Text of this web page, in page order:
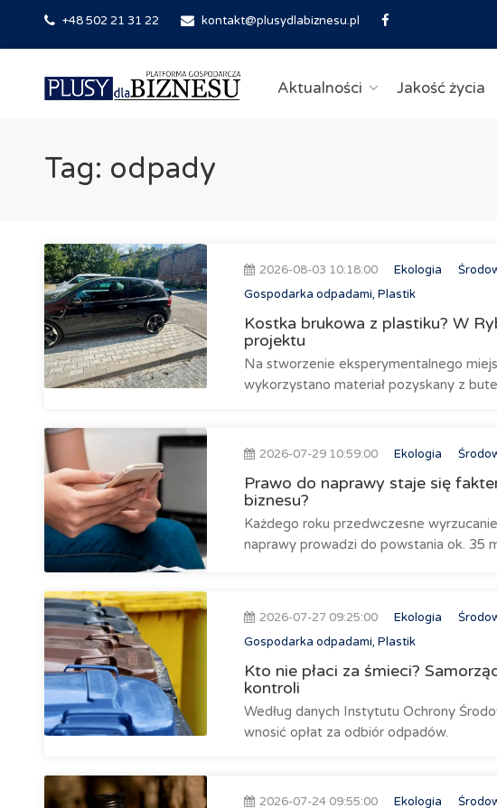
+48 502 21 31 22 kontakt@plusydlabiznesu.pl
Aktualności Jakość życia
Tag: odpady
2026-08-03 10:18:00 Ekologia
Gospodarka odpadami, Plastik
Kostka brukowa z plastiku? W
projektu
Na stworzenie eksperymentalnego
wykorzystano materiał pozyskany z
2026-07-29 10:59:00 Ekologia
Prawo do naprawy staje się
biznesu?
Każdego roku przedwczesne
naprawy prowadzi do powstania ok. 35
2026-07-27 09:25:00 Ekologia
Gospodarka odpadami, Plastik
Kto nie płaci za śmieci?
kontroli
Według danych Instytutu Ochrony
wnosić opłat za odbiór odpadów.
2026-07-24 09:55:00 Ekologia